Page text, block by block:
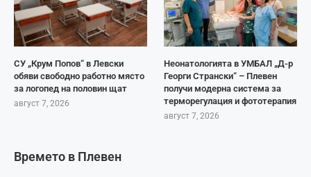
СУ „Крум Попов“ в Левски
обяви свободно работно място
за логопед на половин щат
август 7, 2026
Неонатологията в УМБАЛ „Д-р
Георги Странски“ – Плевен
получи модерна система за
терморегулация и фототерапия
август 7, 2026
Времето в Плевен